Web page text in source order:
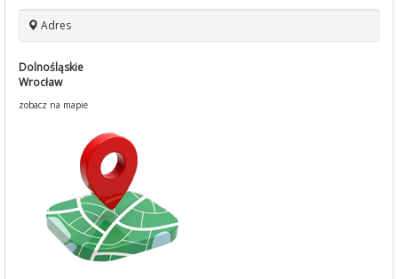
Adres
Dolnośląskie
Wrocław
zobacz na mapie